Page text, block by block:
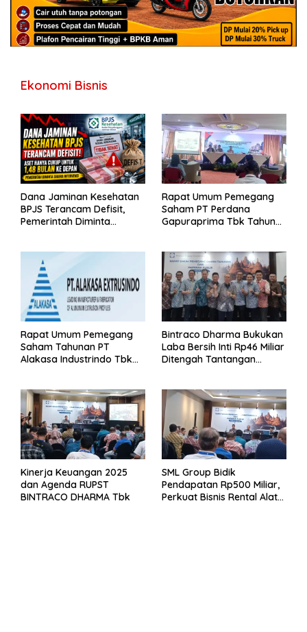
Ekonomi Bisnis
Dana Jaminan Kesehatan
BPJS Terancam Defisit,
Pemerintah Diminta
Rapat Umum Pemegang
Saham PT Perdana
Gapuraprima Tbk Tahun
Rapat Umum Pemegang
Saham Tahunan PT
Alakasa Industrindo Tbk
Bintraco Dharma Bukukan
Laba Bersih Inti Rp46 Miliar
Ditengah Tantangan
Kinerja Keuangan 2025
dan Agenda RUPST
BINTRACO DHARMA Tbk
SML Group Bidik
Pendapatan Rp500 Miliar,
Perkuat Bisnis Rental Alat